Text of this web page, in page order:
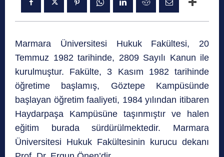
Marmara Üniversitesi Hukuk Fakültesi, 20
Temmuz 1982 tarihinde, 2809 Sayılı Kanun ile
kurulmuştur. Fakülte, 3 Kasım 1982 tarihinde
öğretime başlamış, Göztepe Kampüsünde
başlayan öğretim faaliyeti, 1984 yılından itibaren
Haydarpaşa Kampüsüne taşınmıştır ve halen
eğitim burada sürdürülmektedir. Marmara
Üniversitesi Hukuk Fakültesinin kurucu dekanı